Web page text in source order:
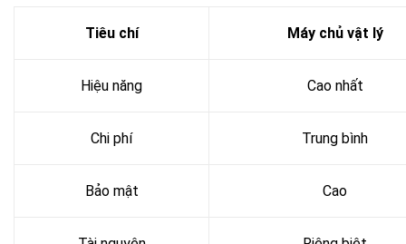
Tiêu chí Máy chủ vật lý
Hiệu năng Cao nhất
Chi phí Trung bình
Bảo mật Cao